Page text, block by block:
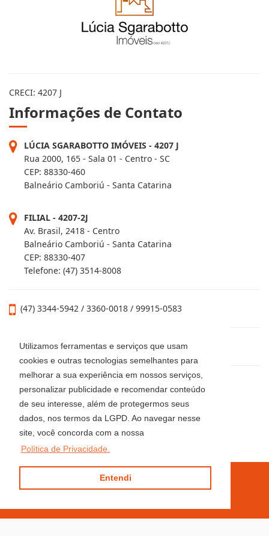
Utilizamos ferramentas e serviços que usam
cookies e outras tecnologias semelhantes para
melhorar a sua experiência em nossos serviços,
personalizar publicidade e recomendar conteúdo
de seu interesse, além de protegermos seus
dados, nos termos da LGPD. Ao navegar nesse
site, você concorda com a nossa
Política de Privacidade.
Entendi
CRECI: 4207 J
Informações de Contato
LÚCIA SGARABOTTO IMÓVEIS - 4207 J
Rua 2000, 165 - Sala 01 - Centro - SC
CEP: 88330-460
Balneário Camboriú - Santa Catarina
FILIAL - 4207-2J
Av. Brasil, 2418 - Centro
Balneário Camboriú - Santa Catarina
CEP: 88330-407
Telefone: (47) 3514-8008
(47) 3344-5942 / 3360-0018 / 99915-0583
locacaoluciaimoveis@gmail.com
ImóvelOffice© - Todos os direitos reservados